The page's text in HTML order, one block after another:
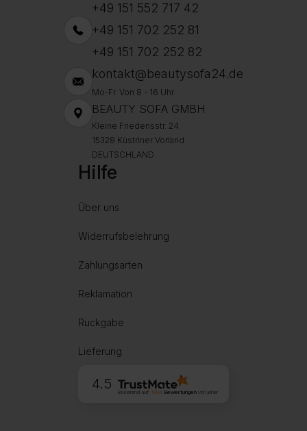
+49 151 552 717 42
+49 151 702 252 81
+49 151 702 252 82
kontakt@beautysofa24.de
Mo-Fr. Von 8 - 16 Uhr
BEAUTY SOFA GMBH
Kleine Friedensstr. 24
15328 Küstriner Vorland
DEUTSCHLAND
Hilfe
Über uns
Widerrufsbelehrung
Zahlungsarten
Reklamation
Rückgabe
Lieferung
4.5
Basierend auf 1994 Bewertungenvon jeher